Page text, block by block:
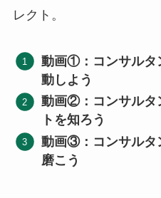
レクト。
動画①：コンサルタ
動しよう
動画②：コンサルタ
トを知ろう
動画③：コンサルタ
磨こう